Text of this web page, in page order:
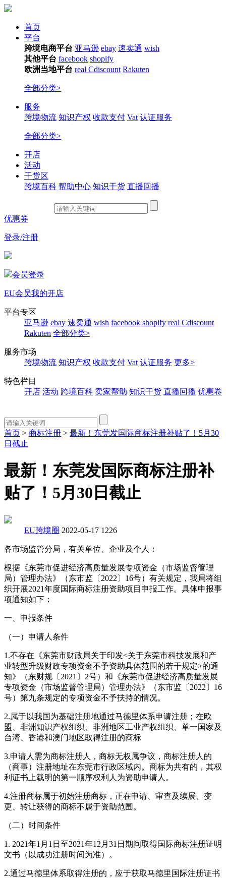
首页
平台
跨境电商平台 亚马逊 ebay 速卖通 wish
其他平台 facebook shopify
欧洲当地平台 real Cdiscount Rakuten
全部分类>
服务
跨境物流 知识产权 收款支付 Vat 认证服务
全部分类>
开店
活动
干货区
跨境百科 帮助中心 知识干货 直播回播
优惠券
登录/注册
会员登录
EU会员我的开店
平台专区
亚马逊 ebay 速卖通 wish facebook shopify real Cdiscount
Rakuten 全部分类>
服务市场
跨境物流 知识产权 收款支付 Vat 认证服务 更多>
特色栏目
开店 活动 跨境百科 卖家帮助 知识干货 直播回播 优惠卷
首页 > 商标注册 > 最新！东莞发国际商标注册补贴了！5月30
日截止
最新！东莞发国际商标注册补
贴了！5月30日截止
EU跨境圈 2022-05-17 1226
各市场监管分局，有关单位、企业及个人：
根据《东莞市促进经济高质量发展专项资金（市场监督管理
局）管理办法》（东市监〔2022〕16号）有关规定，我局将组
织开展2021年度国际商标注册资助项目申报工作。具体申报事
项通知如下：
一、申报条件
（一）申请人条件
1.不存在《东莞市财政局关于印发<关于东莞市科技发展和产
业转型升级财政专项资金不予资助具体范围的若干规定>的通
知》（东财规〔2021〕2号）和《东莞市促进经济高质量发展
专项资金（市场监督管理局）管理办法》（东市监〔2022〕16
号）第九条规定的专项资金不予扶持的情况。
2.属于以我国为基础注册地通过马德里体系申请注册；在欧
盟、非洲知识产权组织、非洲地区工业产权组织、单一国家及
台湾、香港和澳门地区取得注册的商标
3.申请人需为商标注册人，商标无权属争议，商标注册人的
（商事）注册地址在东莞市行政区域内。商标为共有的，其权
利证书上载明的第一顺序权利人为资助申请人。
4.注册商标属于初始注册商标，正在申请、审查及续展、变
更、转让获得的商标不属于资助范围。
（二）时间条件
1. 2021年1月1日至2021年12月31日期间取得国际商标注册证明
文书（以成功注册时间为准）。
2.通过马德里体系取得注册的，应于获取马德里国际注册证书